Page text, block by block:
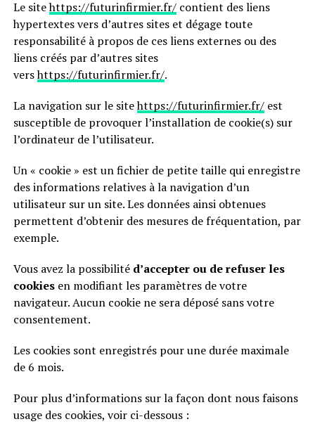
Le sitehttps://futurinfirmier.fr/contient des liens
hypertextes vers d’autres sites et dégage toute
responsabilité à propos de ces liens externes ou des
liens créés par d’autres sites
vershttps://futurinfirmier.fr/.
La navigation sur le sitehttps://futurinfirmier.fr/est
susceptible de provoquer l’installation de cookie(s) sur
l’ordinateur de l’utilisateur.
Un « cookie » est un fichier de petite taille qui enregistre
des informations relatives à la navigation d’un
utilisateur sur un site. Les données ainsi obtenues
permettent d’obtenir des mesures de fréquentation, par
exemple.
Vous avez la possibilité d’accepter ou de refuser les
cookiesen modifiant les paramètres de votre
navigateur. Aucun cookie ne sera déposé sans votre
consentement.
Les cookies sont enregistrés pour une durée maximale
de 6 mois.
Pour plus d’informations sur la façon dont nous faisons
usage des cookies, voir ci-dessous :